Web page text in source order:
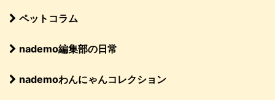
ペットコラム
nademo編集部の日常
nademoわんにゃんコレクション